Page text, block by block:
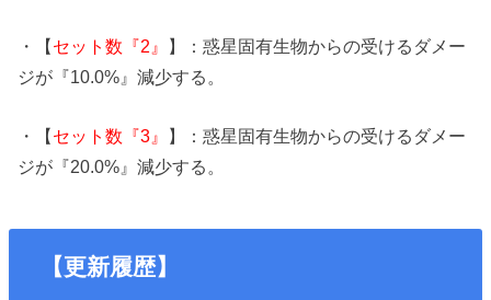
・【セット数『2』 】：惑星固有生物からの受けるダメー
ジが『10.0%』減少する。
・【セット数『3』 】：惑星固有生物からの受けるダメー
ジが『20.0%』減少する。
【更新履歴】